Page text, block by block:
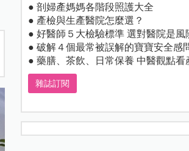
● 剖婦產媽媽各階段照護大全
● 產檢與生產醫院怎麼選？
● 好醫師５大檢驗標準 選對醫院是風
● 破解４個最常被誤解的寶寶安全感
● 藥膳、茶飲、日常保養 中醫觀點看
雜誌訂閱